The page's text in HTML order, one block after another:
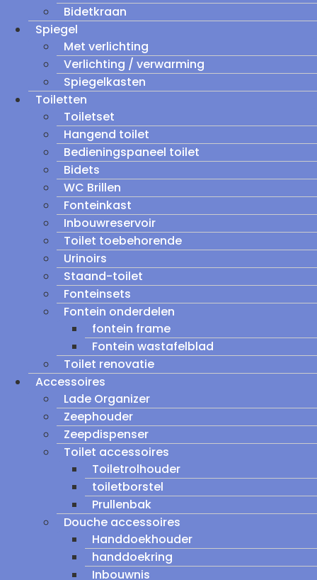
Bidetkraan
Spiegel
Met verlichting
Verlichting / verwarming
Spiegelkasten
Toiletten
Toiletset
Hangend toilet
Bedieningspaneel toilet
Bidets
WC Brillen
Fonteinkast
Inbouwreservoir
Toilet toebehorende
Urinoirs
Staand-toilet
Fonteinsets
Fontein onderdelen
fontein frame
Fontein wastafelblad
Toilet renovatie
Accessoires
Lade Organizer
Zeephouder
Zeepdispenser
Toilet accessoires
Toiletrolhouder
toiletborstel
Prullenbak
Douche accessoires
Handdoekhouder
handdoekring
Inbouwnis